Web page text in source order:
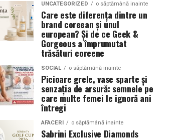
UNCATEGORIZED o săptămână inainte
Care este diferența dintre un
brand coreean și unul
european? Și de ce Geek &
Gorgeous a împrumutat
trăsături coreene
SOCIAL o săptămână inainte
Picioare grele, vase sparte și
senzația de arsură: semnele pe
care multe femei le ignoră ani
întregi
AFACERI o săptămână inainte
Sabrini Exclusive Diamonds